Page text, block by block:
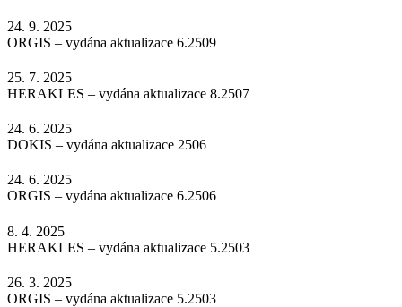
24. 9. 2025
ORGIS – vydána aktualizace 6.2509
25. 7. 2025
HERAKLES – vydána aktualizace 8.2507
24. 6. 2025
DOKIS – vydána aktualizace 2506
24. 6. 2025
ORGIS – vydána aktualizace 6.2506
8. 4. 2025
HERAKLES – vydána aktualizace 5.2503
26. 3. 2025
ORGIS – vydána aktualizace 5.2503